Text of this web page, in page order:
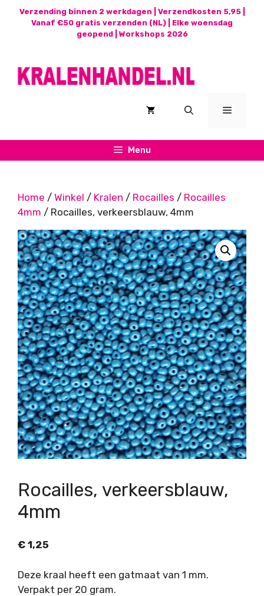
Verzending binnen 2 werkdagen | Verzendkosten 5,95 |
Vanaf €50 gratis verzenden (NL) | Elke woensdag
geopend | Workshops 2026
Menu
Menu
Home / Winkel / Kralen / Rocailles / Rocailles
4mm / Rocailles, verkeersblauw, 4mm
Rocailles, verkeersblauw,
4mm
€ 1,25
Deze kraal heeft een gatmaat van 1 mm.
Verpakt per 20 gram.